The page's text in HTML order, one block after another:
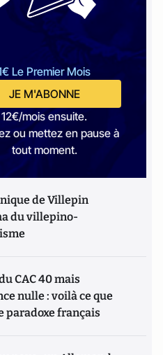
Le Premier Mois
JE M'ABONNE
12€/mois ensuite.
ou mettez en pause à
tout moment.
de Villepin
du villepino-
CAC 40 mais
nulle : voilà ce que
paradoxe français